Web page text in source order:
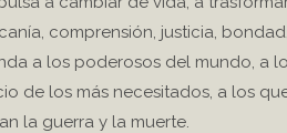
comprensión, justicia,
a los poderosos del mundo, a
de los más necesitados, a los
la guerra y la muerte.